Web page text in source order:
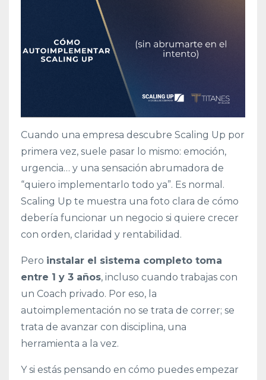
Cuando una empresa descubre Scaling Up por
primera vez, suele pasar lo mismo: emoción,
urgencia… y una sensación abrumadora de
“quiero implementarlo todo ya”. Es normal.
Scaling Up te muestra una foto clara de cómo
debería funcionar un negocio si quiere crecer
con orden, claridad y rentabilidad.
Pero instalar el sistema completo toma
entre 1 y 3 años, incluso cuando trabajas con
un Coach privado. Por eso, la
autoimplementación no se trata de correr; se
trata de avanzar con disciplina, una
herramienta a la vez.
Y si estás pensando en cómo puedes empezar